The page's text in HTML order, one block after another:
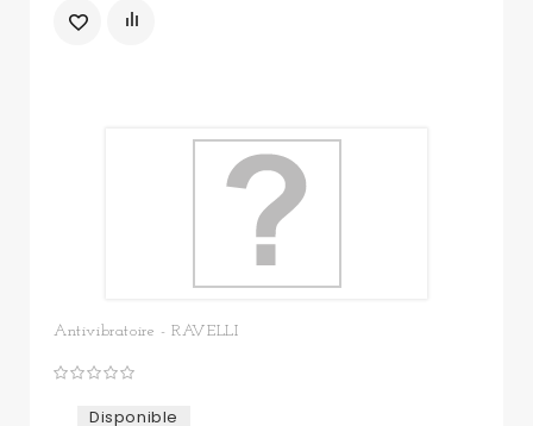
Antivibratoire - RAVELLI
Disponible